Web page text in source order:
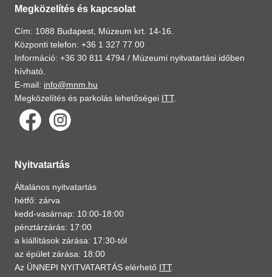
Megközelítés és kapcsolat
Cím: 1088 Budapest, Múzeum krt. 14-16.
Központi telefon: +36 1 327 77 00
Információ: +36 30 811 4794 / Múzeumi nyitvatartási időben
hívható.
E-mail: info@mnm.hu
Megközelítés és parkolás lehetőségei ITT.
Nyitvatartás
Általános nyitvatartás
hétfő: zárva
kedd-vasárnap: 10:00-18:00
pénztárzárás: 17:00
a kiállítások zárása: 17:30-tól
az épület zárása: 18:00
Az ÜNNEPI NYITVATARTÁS elérhető ITT.